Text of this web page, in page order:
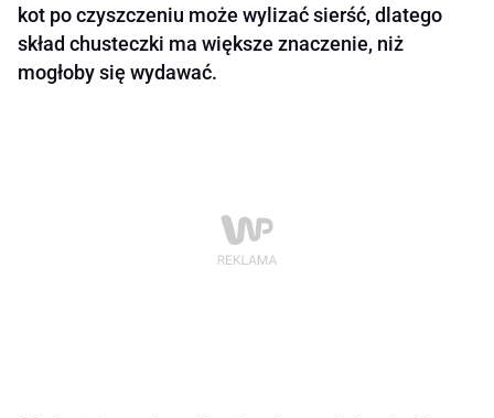
kot po czyszczeniu może wylizać sierść, dlatego
skład chusteczki ma większe znaczenie, niż
mogłoby się wydawać.